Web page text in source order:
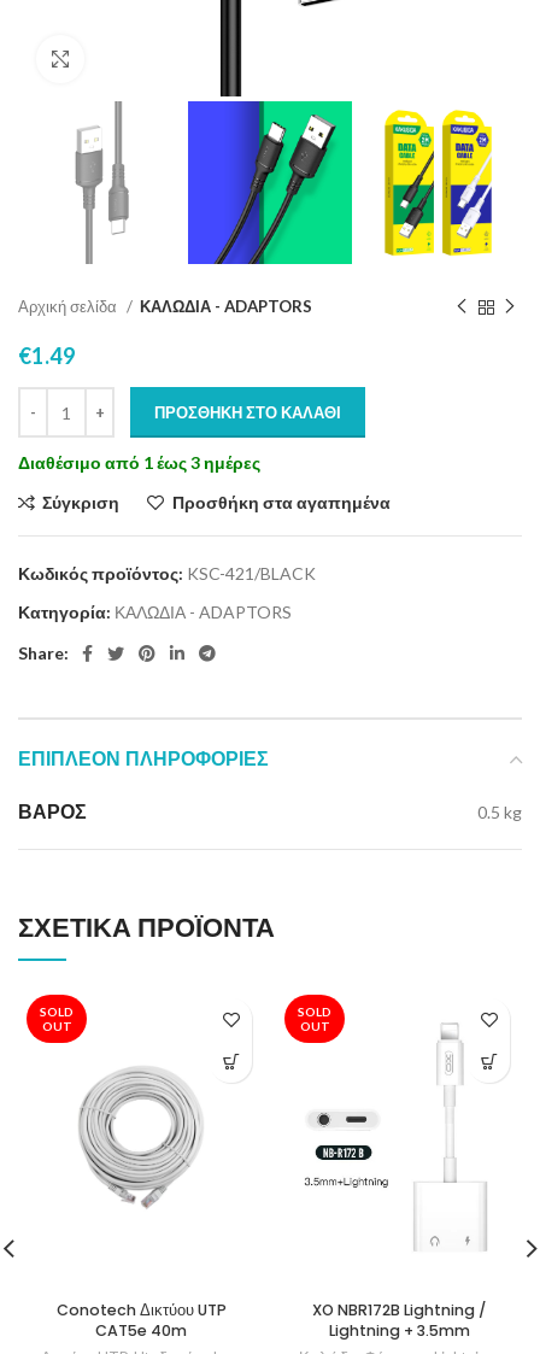
Αρχική σελίδα ΚΑΛΩΔΙΑ - ADAPTORS
€1.49
ΠΡΟΣΘΉΚΗ ΣΤΟ ΚΑΛΆΘΙ
Διαθέσιμο από 1 έως 3 ημέρες
Σύγκριση
Προσθήκη στα αγαπημένα
Κωδικός προϊόντος: KSC-421/BLACK
Κατηγορία: ΚΑΛΩΔΙΑ - ADAPTORS
Share:
ΕΠΙΠΛΈΟΝ ΠΛΗΡΟΦΟΡΊΕΣ
ΒΆΡΟΣ 0.5 kg
ΣΧΕΤΙΚΆ ΠΡΟΪΌΝΤΑ
SOLD
OUT
Conotech Δικτύου UTP
CAT5e 40m
SOLD
OUT
XO NBR172B Lightning /
Lightning + 3.5mm